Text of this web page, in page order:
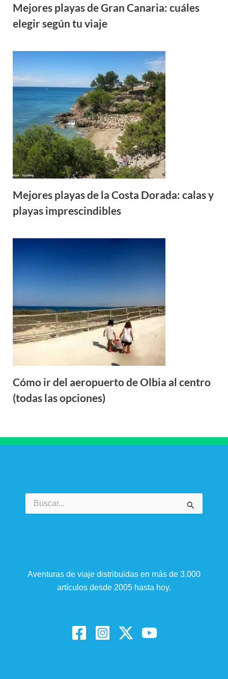
Mejores playas de Gran Canaria: cuáles
elegir según tu viaje
Mejores playas de la Costa Dorada: calas y
playas imprescindibles
Cómo ir del aeropuerto de Olbia al centro
(todas las opciones)
por:
Aventuras de viaje distribuidas en más de 3.000
artículos desde 2005 hasta hoy.